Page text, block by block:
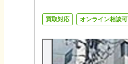
買取対応 オンライン相談可